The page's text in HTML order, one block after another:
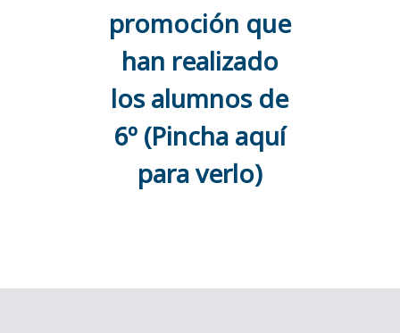
promoción que
han realizado
los alumnos de
6º (Pincha aquí
para verlo)